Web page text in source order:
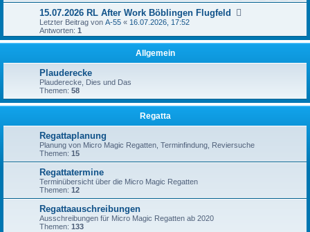
15.07.2026 RL After Work Böblingen Flugfeld
Letzter Beitrag von A-55 « 16.07.2026, 17:52
Antworten: 1
Allgemein
Plauderecke
Plauderecke, Dies und Das
Themen: 58
Regatta
Regattaplanung
Planung von Micro Magic Regatten, Terminfindung, Reviersuche
Themen: 15
Regattatermine
Terminübersicht über die Micro Magic Regatten
Themen: 12
Regattaauschreibungen
Ausschreibungen für Micro Magic Regatten ab 2020
Themen: 133